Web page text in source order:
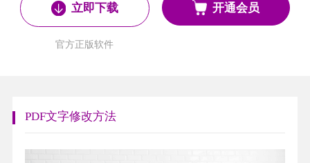
立即下载
官方正版软件
开通会员
PDF文字修改方法